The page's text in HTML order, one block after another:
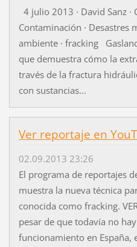
4 julio 2013 · David Sanz ·
Contaminación · Desastres
ambiente · fracking
que demuestra cómo la
través de la fractura
con sustancias...
Ver reportaje en
02.09.2013 23:26
El programa de reportajes
muestra la nueva técnica
conocida como fracking. VER
pesar de que todavía no
funcionamiento en España,